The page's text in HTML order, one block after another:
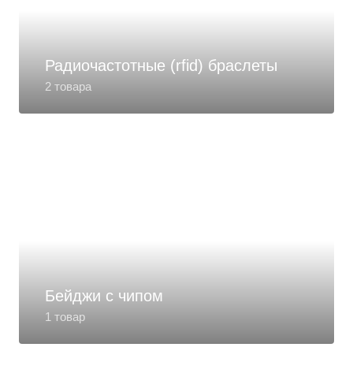
Радиочастотные (rfid) браслеты
2 товара
Бейджи с чипом
1 товар